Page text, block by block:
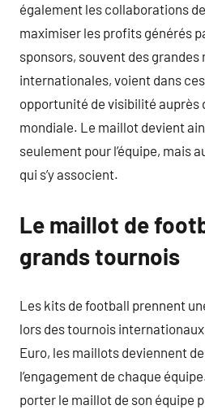
également les collaborations
maximiser les profits générés
sponsors, souvent des grandes
internationales, voient dans
opportunité de visibilité auprès
mondiale. Le maillot devient
seulement pour l’équipe, mais
qui s’y associent.
Le maillot de
grands tournois
Les kits de football prennent
lors des tournois
Euro, les maillots deviennent
l’engagement de chaque
porter le maillot de son équipe